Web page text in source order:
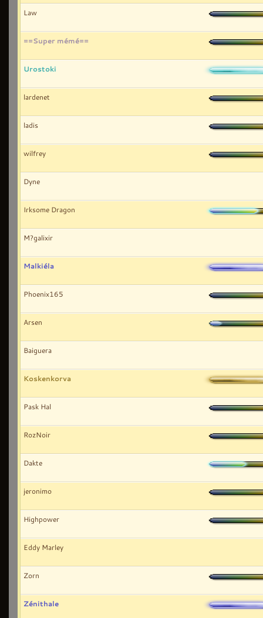
Law
==Super mémé==
Urostoki
lardenet
ladis
wilfrey
Dyne
Irksome Dragon
M?galixir
Malkiéla
Phoenix165
Arsen
Baiguera
Koskenkorva
Pask Hal
RozNoir
Dakte
jeronimo
Highpower
Eddy Marley
Zorn
Zénithale